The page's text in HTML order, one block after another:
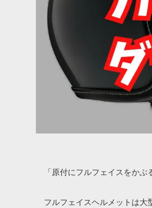
「原付にフルフェイスをか
フルフェイスヘルメットは大